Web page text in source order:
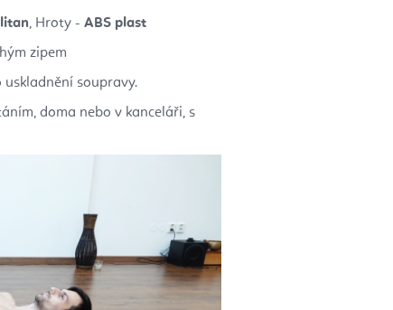
, Hroty - ABS plast
zipem
soupravy.
doma nebo v kanceláři, s